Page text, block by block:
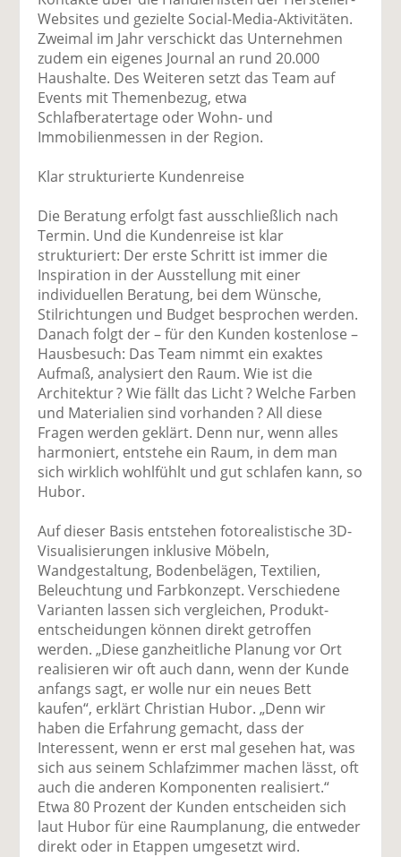
Websites und gezielte Social-Media-Aktivitäten.
Zweimal im Jahr verschickt das Unternehmen
zudem ein eigenes Journal an rund 20.000
Haushalte. Des Weiteren setzt das Team auf
Events mit Themenbezug, etwa
Schlafberatertage oder Wohn- und
Immobilienmessen in der Region.
Klar strukturierte Kundenreise
Die Beratung erfolgt fast ausschließlich nach
Termin. Und die Kundenreise ist klar
strukturiert: Der erste Schritt ist immer die
Inspiration in der Ausstellung mit einer
individuellen Beratung, bei dem Wünsche,
Stilrichtungen und Budget besprochen werden.
Danach folgt der – für den Kunden kostenlose –
Hausbesuch: Das Team nimmt ein exaktes
Aufmaß, analysiert den Raum. Wie ist die
Architektur ? Wie fällt das Licht ? Welche Farben
und Materialien sind vorhanden ? All diese
Fragen werden geklärt. Denn nur, wenn alles
harmoniert, entstehe ein Raum, in dem man
sich wirklich wohlfühlt und gut schlafen kann, so
Hubor.
Auf dieser Basis entstehen fotorealistische 3D-
Visualisierungen inklusive Möbeln,
Wandgestaltung, Bodenbelägen, Textilien,
Beleuchtung und Farbkonzept. Verschiedene
Varianten lassen sich vergleichen, Produkt­
entscheidungen können direkt getroffen
werden. „Diese ganzheitliche Planung vor Ort
realisieren wir oft auch dann, wenn der Kunde
anfangs sagt, er wolle nur ein neues Bett
kaufen“, erklärt Christian Hubor. „Denn wir
haben die Erfahrung gemacht, dass der
Interessent, wenn er erst mal gesehen hat, was
sich aus seinem Schlafzimmer machen lässt, oft
auch die anderen Komponenten realisiert.“
Etwa 80 Prozent der Kunden entscheiden sich
laut Hubor für eine Raumplanung, die entweder
direkt oder in Etappen umgesetzt wird.